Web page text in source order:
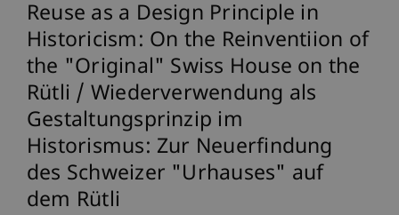
Reuse as a Design Principle in
Historicism: On the Reinventiion of
the "Original" Swiss House on the
Rütli / Wiederverwendung als
Gestaltungsprinzip im
Historismus: Zur Neuerfindung
des Schweizer "Urhauses" auf
dem Rütli